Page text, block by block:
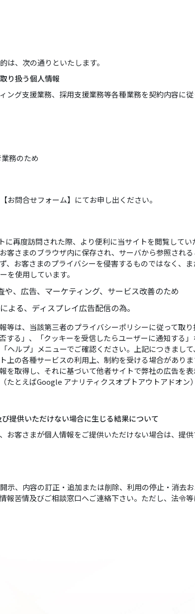
は、次の通りといたします。
り扱う個人情報
ング支援業務、採用支援業務等各種業務を契約内容に
務のため
問合せフォーム】にてお申し出ください。
再度訪問された際、より便利に当サイトを閲覧して
客さまのブラウザ内に保存され、サーバから参照され
、お客さまのプライバシーを侵害するものではなく、
を使用しています。
や、広告、マーケティング、サービス改善のため
よる、ディスプレイ広告配信の為。
等は、当該第三者のプライバシーポリシーに従って取
する」、「クッキーを受信したらユーザーに通知する
ヘルプ」メニューでご確認ください。上記につきまし
上の各種サービスの利用上、制約を受ける場合があり
を取得し、それに基づいて他者サイトで弊社の広告を
たとえばGoogle アナリティクスオプトアウトアドオ
提供いただけない場合に生じる結果について
お客さまが個人情報をご提供いただけない場合は、提
示、内容の訂正・追加または削除、利用の停止・消去
報苦情及びご相談窓口へご連絡下さい。ただし、法令